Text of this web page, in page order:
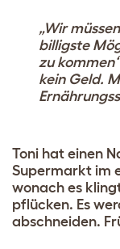
„Wir
billigste
zu
kein Geld.
Toni hat einen
Supermarkt im
wonach es
pflücken. Es
abschneiden.